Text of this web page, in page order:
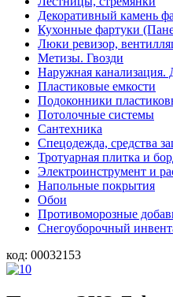
Декоративный камень
Кухонные фартуки
Люки ревизор,
Метизы. Гвозди
Наружная
Пластиковые емкости
Подоконники
Потолочные системы
Сантехника
Спецодежда, средства
Тротуарная плитка и
Электроинструмент и
Напольные покрытия
Обои
Противоморозные
Снегоуборочный
код: 00032153